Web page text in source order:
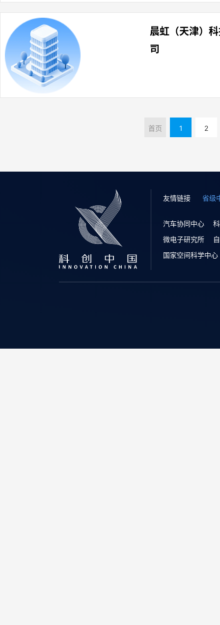
晨虹（天津）
司
首页 1 2
友情链接 省级
汽车协同中心
微电子研究所
国家空间科学中心